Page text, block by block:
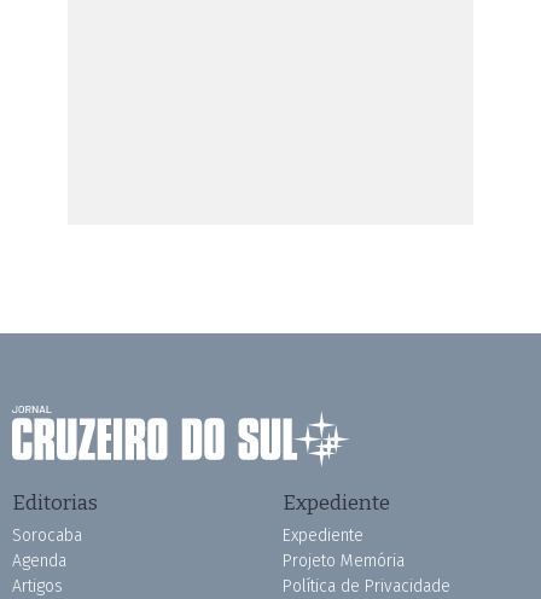
Editorias
Sorocaba
Agenda
Artigos
Expediente
Expediente
Projeto Memória
Política de Privacidade